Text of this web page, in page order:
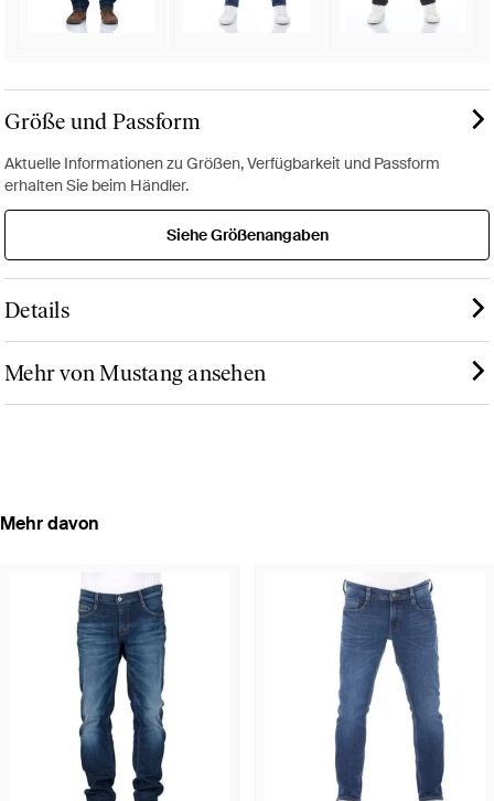
Größe und Passform
Aktuelle Informationen zu Größen, Verfügbarkeit und Passform
erhalten Sie beim Händler.
Siehe Größenangaben
Details
Mehr von Mustang ansehen
Mehr davon